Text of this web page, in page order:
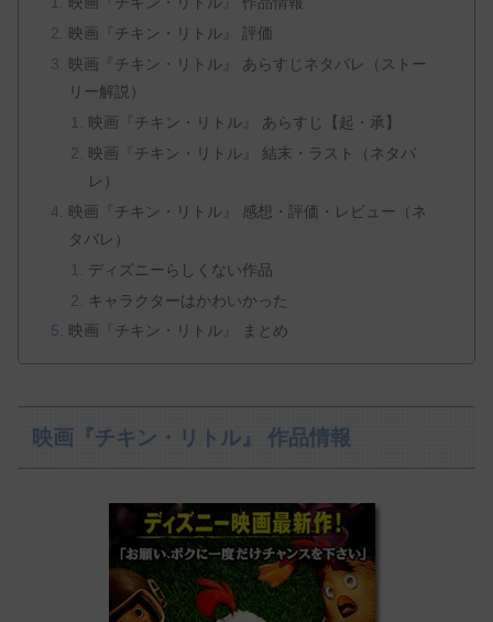
映画『チキン・リトル』 評価
映画『チキン・リトル』 あらすじネタバレ（ストー
リー解説）
映画『チキン・リトル』 あらすじ【起・承】
映画『チキン・リトル』 結末・ラスト（ネタバ
レ）
映画『チキン・リトル』 感想・評価・レビュー（ネ
タバレ）
ディズニーらしくない作品
キャラクターはかわいかった
映画『チキン・リトル』 まとめ
映画『チキン・リトル』 作品情報